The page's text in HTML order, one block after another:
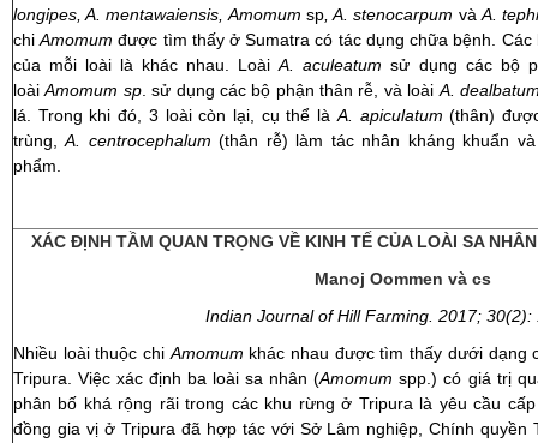
longipes, A. mentawaiensis, Amomum sp, A. stenocarpum và A.
chiAmomum được tìm thấy ở Sumatra có tác dụng chữa bệnh.
của mỗi loài là khác nhau. LoàiA. aculeatum sử dụng các bộ
loàiAmomum sp. sử dụng các bộ phận thân rễ, và loài A.
lá. Trong khi đó, 3 loài còn lại, cụ thể là A. apiculatum (thân)
trùng,A. centrocephalum (thân rễ) làm tác nhân kháng khuẩn
phẩm.
XÁC ĐỊNH TẦM QUAN TRỌNG VỀ KINH TẾ CỦA LOÀI SA
Manoj Oommen và cs
Indian Journal of Hill Farming. 2017; 30(2):
Nhiều loài thuộc chi Amomum khác nhau được tìm thấy dưới dạng
Tripura. Việc xác định ba loài sa nhân (Amomum spp.) có giá trị
phân bố khá rộng rãi trong các khu rừng ở Tripura là yêu cầu
đồng gia vị ở Tripura đã hợp tác với Sở Lâm nghiệp, Chính quyền